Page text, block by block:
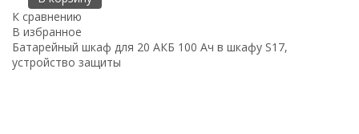
К сравнению
В избранное
Батарейный шкаф для 20 АКБ 100 Ач в шкафу S17,
устройство защиты